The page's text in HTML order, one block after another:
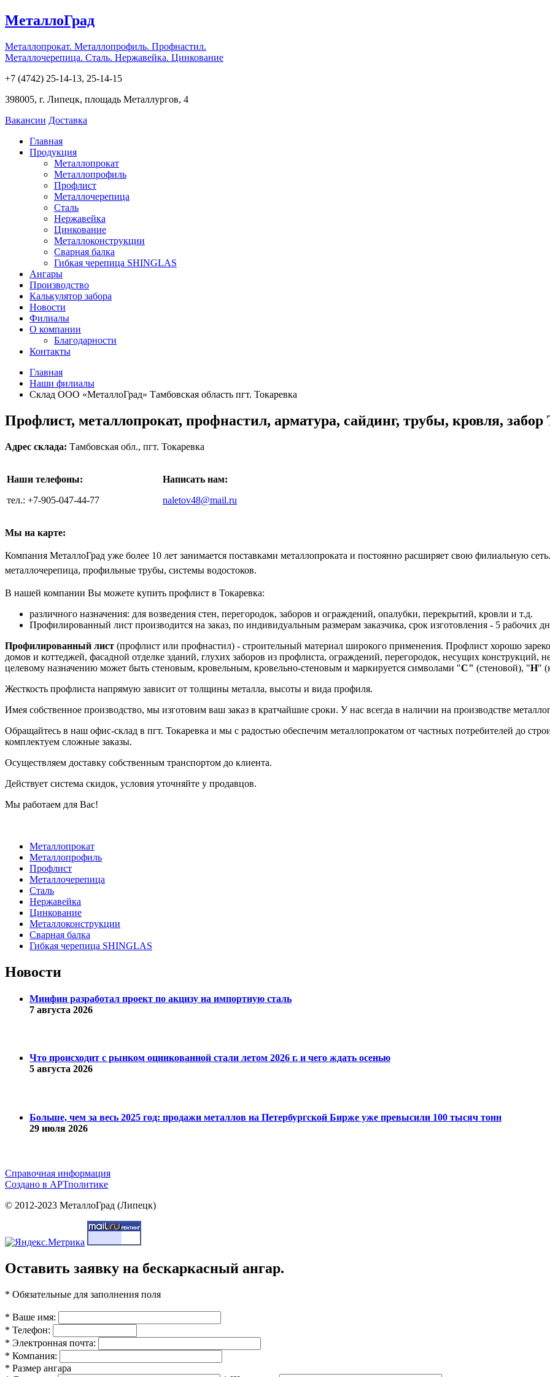
МеталлоГрад
Металлопрокат. Металлопрофиль. Профнастил.
Металлочерепица. Сталь. Нержавейка. Цинкование
+7 (4742) 25-14-13, 25-14-15
398005, г. Липецк, площадь Металлургов, 4
Вакансии Доставка
Главная
Продукция
Металлопрокат
Металлопрофиль
Профлист
Металлочерепица
Сталь
Нержавейка
Цинкование
Металлоконструкции
Сварная балка
Гибкая черепица SHINGLAS
Ангары
Производство
Калькулятор забора
Новости
Филиалы
О компании
Благодарности
Контакты
Главная
Наши филиалы
Склад ООО «МеталлоГрад» Тамбовская область пгт. Токаревка
Профлист, металлопрокат, профнастил, арматура, сайдинг, трубы, кровля, забор
Адрес склада: Тамбовская обл., пгт. Токаревка
Наши телефоны:
тел.: +7-905-047-44-77
Написать нам:
naletov48@mail.ru
Мы на карте:
Компания МеталлоГрад уже более 10 лет занимается поставками металлопроката и постоянно расширяет свою филиальную
металлочерепица, профильные трубы, системы водостоков.
В нашей компании Вы можете купить профлист в Токаревка:
различного назначения: для возведения стен, перегородок, заборов и ограждений, опалубки, перекрытий, кровли и т.д.
Профилированный лист производится на заказ, по индивидуальным размерам заказчика, срок изготовления - 5 рабочих
Профилированный лист (профлист или профнастил) - строительный материал широкого применения. Профлист хорошо
домов и коттеджей, фасадной отделке зданий, глухих заборов из профлиста, ограждений, перегородок, несущих
целевому назначению может быть стеновым, кровельным, кровельно-стеновым и маркируется символами "С" (стеновой), "Н"
Жесткость профлиста напрямую зависит от толщины металла, высоты и вида профиля.
Имея собственное производство, мы изготовим ваш заказ в кратчайшие сроки. У нас всегда в наличии на производстве
Обращайтесь в наш офис-склад в пгт. Токаревка и мы с радостью обеспечим металлопрокатом от частных потребителей до
комплектуем сложные заказы.
Осуществляем доставку собственным транспортом до клиента.
Действует система скидок, условия уточняйте у продавцов.
Мы работаем для Вас!
Металлопрокат
Металлопрофиль
Профлист
Металлочерепица
Сталь
Нержавейка
Цинкование
Металлоконструкции
Сварная балка
Гибкая черепица SHINGLAS
Новости
Минфин разработал проект по акцизу на импортную сталь
7 августа 2026
Что происходит с рынком оцинкованной стали летом 2026 г. и чего ждать осенью
5 августа 2026
Больше, чем за весь 2025 год: продажи металлов на Петербургской Бирже уже превысили 100 тысяч тонн
29 июля 2026
Справочная информация
Cоздано в АРТполитике
© 2012-2023 МеталлоГрад (Липецк)
Оставить заявку на бескаркасный ангар.
* Обязательные для заполнения поля
* Ваше имя:
* Телефон:
* Электронная почта:
* Компания:
* Размер ангара